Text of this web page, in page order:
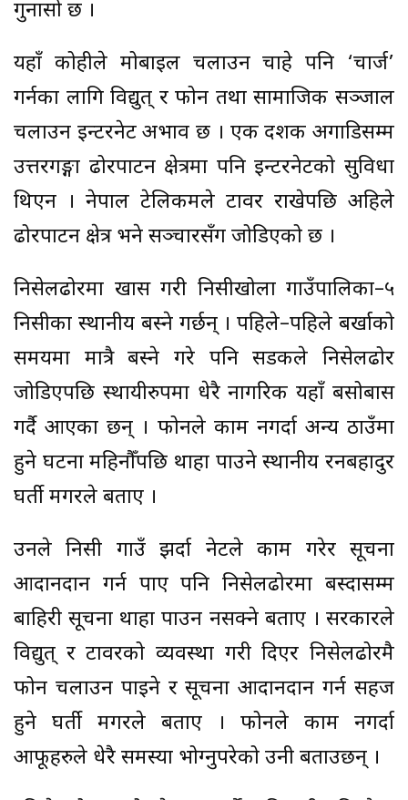
गुनासो छ ।
यहाँ कोहीले मोबाइल चलाउन चाहे पनि ‘चार्ज’
गर्नका लागि विद्युत् र फोन तथा सामाजिक सञ्जाल
चलाउन इन्टरनेट अभाव छ । एक दशक अगाडिसम्म
उत्तरगङ्गा ढोरपाटन क्षेत्रमा पनि इन्टरनेटको सुविधा
थिएन । नेपाल टेलिकमले टावर राखेपछि अहिले
ढोरपाटन क्षेत्र भने सञ्चारसँग जोडिएको छ ।
निसेलढोरमा खास गरी निसीखोला गाउँपालिका–५
निसीका स्थानीय बस्ने गर्छन् । पहिले–पहिले बर्खाको
समयमा मात्रै बस्ने गरे पनि सडकले निसेलढोर
जोडिएपछि स्थायीरुपमा धेरै नागरिक यहाँ बसोबास
गर्दै आएका छन् । फोनले काम नगर्दा अन्य ठाउँमा
हुने घटना महिनौँपछि थाहा पाउने स्थानीय रनबहादुर
घर्ती मगरले बताए ।
उनले निसी गाउँ झर्दा नेटले काम गरेर सूचना
आदानप्रदान गर्न पाए पनि निसेलढोरमा बस्दासम्म
बाहिरी सूचना थाहा पाउन नसक्ने बताए । सरकारले
विद्युत् र टावरको व्यवस्था गरी दिएर निसेलढोरमै
फोन चलाउन पाइने र सूचना आदानप्रदान गर्न सहज
हुने घर्ती मगरले बताए । फोनले काम नगर्दा
आफूहरुले धेरै समस्या भोग्नुपरेको उनी बताउछन् ।